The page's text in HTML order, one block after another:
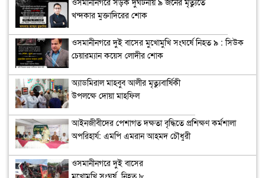
খন্দকার মুক্তাদিরের শোক
ওসমানীনগরে দুই বাসের মুখোমুখি সংঘর্ষে নিহত ৯ : সিউক
চেয়ারম্যান কয়েস লোদীর শোক
অ্যাডমিরাল মাহবুব আলীর মৃত্যুবার্ষিকী
উপলক্ষে দোয়া মাহফিল
‎আইনজীবীদের পেশাগত দক্ষতা বৃদ্ধিতে প্রশিক্ষণ কর্মশালা
অপরিহার্য: এমপি এমরান আহমদ চৌধুরী
ওসমানীনগরে দুই বাসের